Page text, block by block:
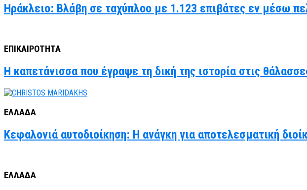
Ηράκλειο: Βλάβη σε ταχύπλοο με 1.123 επιβάτες εν μέσω
ΕΠΙΚΑΙΡΟΤΗΤΑ
Η καπετάνισσα που έγραψε τη δική της ιστορία στις
ΕΛΛΑΔΑ
Κεφαλονιά αυτοδιοίκηση: Η ανάγκη για αποτελεσματική
ΕΛΛΑΔΑ